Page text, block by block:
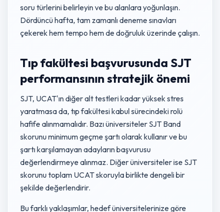
soru türlerini belirleyin ve bu alanlara yoğunlaşın.
Dördüncü hafta, tam zamanlı deneme sınavları
çekerek hem tempo hem de doğruluk üzerinde çalışın.
Tıp fakültesi başvurusunda SJT
performansının stratejik önemi
SJT, UCAT'ın diğer alt testleri kadar yüksek stres
yaratmasa da, tıp fakültesi kabul sürecindeki rolü
hafife alınmamalıdır. Bazı üniversiteler SJT Band
skorunu minimum geçme şartı olarak kullanır ve bu
şartı karşılamayan adayların başvurusu
değerlendirmeye alınmaz. Diğer üniversiteler ise SJT
skorunu toplam UCAT skoruyla birlikte dengeli bir
şekilde değerlendirir.
Bu farklı yaklaşımlar, hedef üniversitelerinize göre